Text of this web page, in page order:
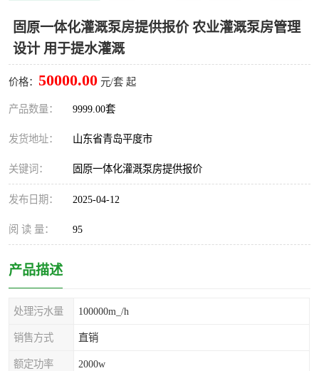
固原一体化灌溉泵房提供报价 农业灌溉泵房管理
设计 用于提水灌溉
价格： 50000.00 元/套 起
产品数量： 9999.00套
发货地址： 山东省青岛平度市
关键词： 固原一体化灌溉泵房提供报价
发布日期： 2025-04-12
阅 读 量： 95
产品描述
处理污水量 100000m_/h
销售方式 直销
额定功率 2000w
真空冲洗设备
水平自清洗格栅